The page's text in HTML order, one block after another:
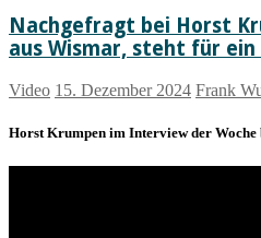
Fest
und
einen
gesunden
Jahreswechsel
Nachgefragt bei Horst
aus Wismar, steht für
Video 15. Dezember 2024 Frank
Horst Krumpen im Interview der